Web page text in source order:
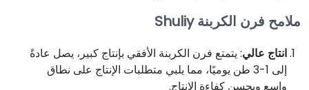
ملامح فرن الكربنة Shuliy
انتاج عالي: يتمتع فرن الكربنة الأفقي بإنتاج كبير، يصل عادةً
إلى 1-3 طن يوميًا، مما يلبي متطلبات الإنتاج على نطاق
واسع ويحسن كفاءة الإنتاج.